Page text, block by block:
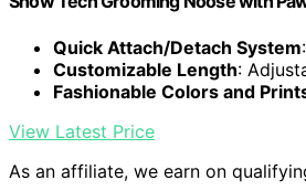
Quick Attach/Detach System
Customizable Length:
Fashionable Colors and
View Latest Price
As an affiliate, we earn on